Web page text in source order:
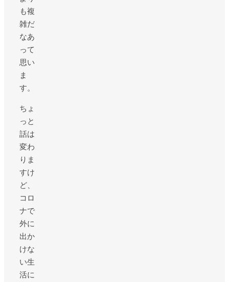
も複
雑だ
なあ
って
思い
ま
す。
ちょ
っと
話は
変わ
りま
すけ
ど、
コロ
ナで
外に
出か
けな
い生
活に